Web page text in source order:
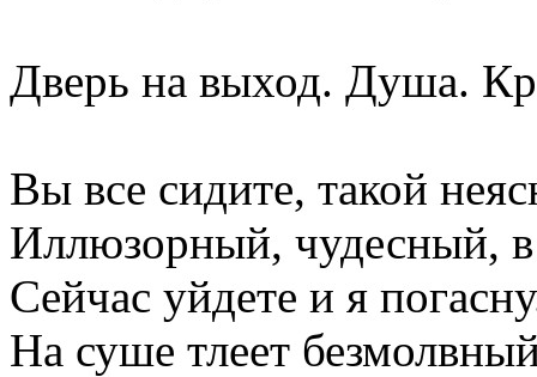
Дверь на выход. Душа.
Вы все сидите, такой
Иллюзорный, чудесный, в
Сейчас уйдете и я
На суше тлеет